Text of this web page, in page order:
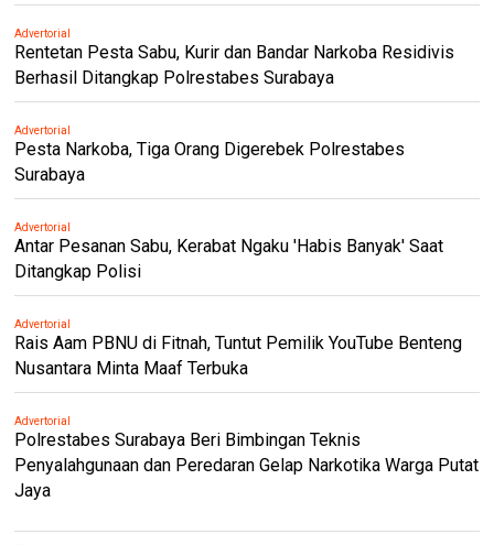
Advertorial
Rentetan Pesta Sabu, Kurir dan Bandar Narkoba Residivis
Berhasil Ditangkap Polrestabes Surabaya
Advertorial
Pesta Narkoba, Tiga Orang Digerebek Polrestabes
Surabaya
Advertorial
Antar Pesanan Sabu, Kerabat Ngaku 'Habis Banyak' Saat
Ditangkap Polisi
Advertorial
Rais Aam PBNU di Fitnah, Tuntut Pemilik YouTube Benteng
Nusantara Minta Maaf Terbuka
Advertorial
Polrestabes Surabaya Beri Bimbingan Teknis
Penyalahgunaan dan Peredaran Gelap Narkotika Warga Putat
Jaya